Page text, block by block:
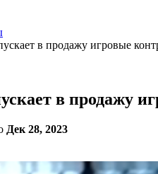
в продажу игровые
в продажу
Дек 28, 2023